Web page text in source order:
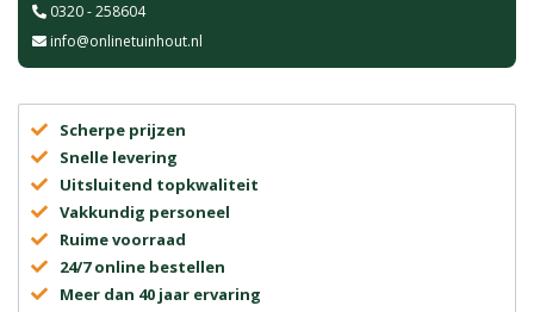
0320 - 258604
info@onlinetuinhout.nl
Scherpe prijzen
Snelle levering
Uitsluitend topkwaliteit
Vakkundig personeel
Ruime voorraad
24/7 online bestellen
Meer dan 40 jaar ervaring